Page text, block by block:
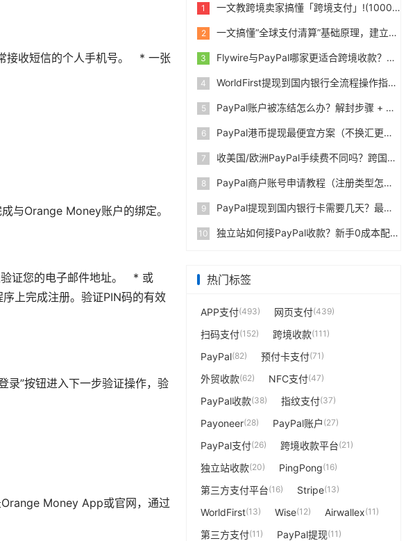
接收短信的个人手机号。 * 一张
与Orange Money账户的绑定。
验证您的电子邮件地址。 * 或
上完成注册。验证PIN码的有效
录”按钮进入下一步验证操作，验
Money App或官网，通过
1 一文教跨境卖家搞懂「跨境支付」!(10000字)
2 一文搞懂“全球支付清算”基础原理，建立跨境支付底层认知
3 Flywire与PayPal哪家更适合跨境收款？收费到账体验全面评测
4 WorldFirst提现到国内银行全流程操作指南，卖家必读完整攻略
5 PayPal账户被冻结怎么办？解封步骤 + 防止再次限制指南
6 PayPal港币提现最便宜方案（不换汇更省钱）
7 收美国/欧洲PayPal手续费不同吗？跨国费率表曝光
8 PayPal商户账号申请教程（注册类型怎么选？避坑指南）
9 PayPal提现到国内银行卡需要几天？最便宜的方法公布
10 独立站如何接PayPal收款？新手0成本配置教程
热门标签
APP支付(493) 网页支付(439)
扫码支付(152) 跨境收款(111)
PayPal(82) 预付卡支付(71)
外贸收款(62) NFC支付(47)
PayPal收款(38) 指纹支付(37)
Payoneer(28) PayPal账户 (27)
PayPal支付(26) 跨境收款平台(21)
独立站收款(20) PingPong(16)
第三方支付平台(16) Stripe(13)
WorldFirst(13) Wise(12) Airwallex(11)
第三方支付(11) PayPal提现(11)